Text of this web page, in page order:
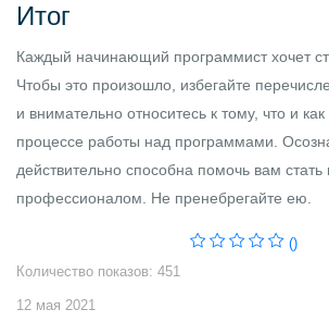
Итог
Каждый начинающий программист хочет
Чтобы это произошло, избегайте
и внимательно относитесь к тому, что и
процессе работы над программами.
действительно способна помочь вам
профессионалом. Не пренебрегайте ею.
()
Количество показов: 451
12 мая 2021